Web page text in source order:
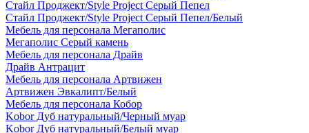
Стайл Проджект/Style Project Серый Пепел
Стайл Проджект/Style Project Серый Пепел/Белый
Мебель для персонала Мегаполис
Мегаполис Серый камень
Мебель для персонала Драйв
Драйв Антрацит
Мебель для персонала Артвижен
Артвижен Эвкалипт/Белый
Мебель для персонала Кобор
Kobor Дуб натуральный/Черный муар
Kobor Дуб натуральный/Белый муар